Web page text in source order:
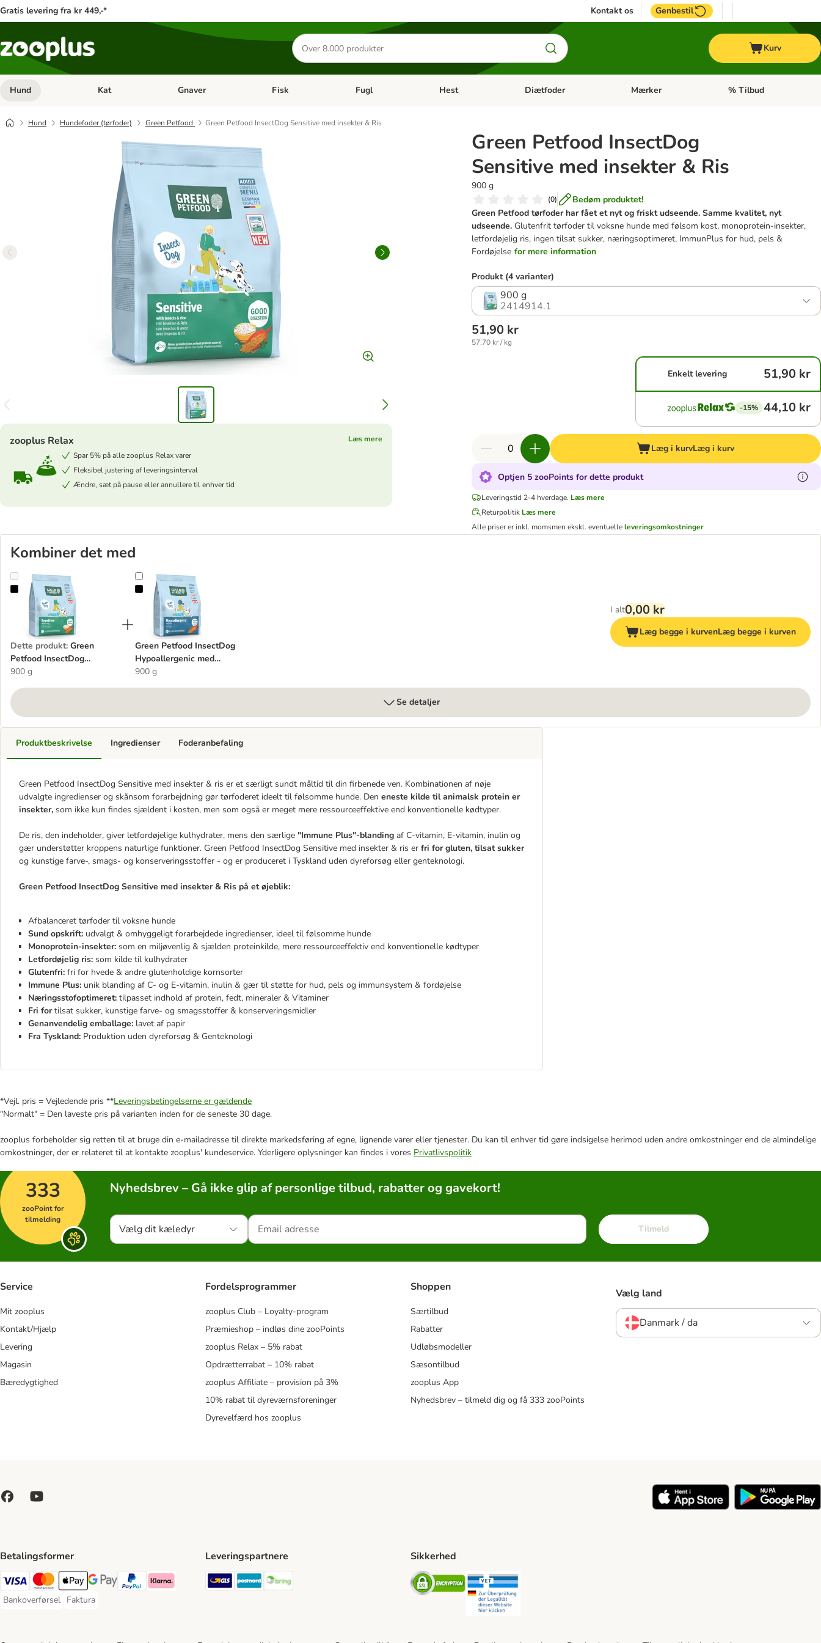
Gratis levering fra kr 449,-* Kontakt os Genbestil
Søg
efter
produkter
Kurv
Hund Åben kategori menu: Hund
Kat Åben kategori menu: Kat
Gnaver Åben kategori menu: Gnaver
Fisk Åben kategori menu: Fisk
Fugl Åben kategori menu: Fugl
Hest Åben kategori menu: Hest
Diætfoder Åben kategori menu: Diætfoder
Mærker Åben kategori menu:
% Tilbud
Hund Hundefoder (tørfoder) Green Petfood Green Petfood InsectDog Sensitive med insekter & Ris
Green Petfood InsectDog
Sensitive med insekter & Ris
900 g
(0)
Bedøm produktet!
Green Petfood tørfoder har fået et nyt og friskt udseende. Samme kvalitet, nyt
udseende. Glutenfrit tørfoder til voksne hunde med følsom kost, monoprotein-insekter,
letfordøjelig ris, ingen tilsat sukker, næringsoptimeret, ImmunPlus for hud, pels &
Fordøjelse for mere information
zooplus Relax
Læs mere
Spar 5% på alle zooplus Relax varer
Fleksibel justering af leveringsinterval
Ændre, sæt på pause eller annullere til enhver tid
Produkt (4 varianter)
900 g
2414914.1
51,90 kr
57,70 kr / kg
Enkelt levering 51,90 kr
-15% 44,10 kr
Læg i kurvLæg i kurv
Optjen 5 zooPoints for dette produkt
Leveringstid 2-4 hverdage. Læs mere
Returpolitik Læs mere
Alle priser er inkl. momsmen ekskl. eventuelleleveringsomkostninger
Kombiner det med
Green Petfood InsectDog Sensitive med insekter & Ris
Dette produkt: Green
Petfood InsectDog
Sensitive med insekter &
900 g
Green Petfood InsectDog Hypoallergenic med insekter
Green Petfood InsectDog
Hypoallergenic med
insekter
900 g
I alt0,00 kr
Læg begge i kurvenLæg begge i kurven
Se detaljer
Produktbeskrivelse
Green Petfood InsectDog Sensitive med insekter & ris er et særligt sundt måltid til din firbenede ven. Kombinationen af nøje
udvalgte ingredienser og skånsom forarbejdning gør tørfoderet ideelt til følsomme hunde. Den eneste kilde til animalsk protein er
insekter, som ikke kun findes sjældent i kosten, men som også er meget mere ressourceeffektive end konventionelle kødtyper.
De ris, den indeholder, giver letfordøjelige kulhydrater, mens den særlige "Immune Plus"-blanding af C-vitamin, E-vitamin, inulin og
gær understøtter kroppens naturlige funktioner. Green Petfood InsectDog Sensitive med insekter & ris er fri for gluten, tilsat sukker
og kunstige farve-, smags- og konserveringsstoffer - og er produceret i Tyskland uden dyreforsøg eller genteknologi.
Green Petfood InsectDog Sensitive med insekter & Ris på et øjeblik:
Afbalanceret tørfoder til voksne hunde
Sund opskrift: udvalgt & omhyggeligt forarbejdede ingredienser, ideel til følsomme hunde
Monoprotein-insekter: som en miljøvenlig & sjælden proteinkilde, mere ressourceeffektiv end konventionelle kødtyper
Letfordøjelig ris: som kilde til kulhydrater
Glutenfri: fri for hvede & andre glutenholdige kornsorter
Immune Plus: unik blanding af C- og E-vitamin, inulin & gær til støtte for hud, pels og immunsystem & fordøjelse
Næringsstofoptimeret: tilpasset indhold af protein, fedt, mineraler & Vitaminer
Fri fortilsat sukker, kunstige farve- og smagsstoffer & konserveringsmidler
Genanvendelig emballage: lavet af papir
Fra Tyskland: Produktion uden dyreforsøg & Genteknologi
Ingredienser Foderanbefaling
*Vejl. pris = Vejledende pris **Leveringsbetingelserne er gældende
"Normalt" = Den laveste pris på varianten inden for de seneste 30 dage.
zooplus forbeholder sig retten til at bruge din e-mailadresse til direkte markedsføring af egne, lignende varer eller tjenester. Du kan til enhver tid gøre indsigelse herimod uden andre omkostninger end de almindelige
omkostninger, der er relateret til at kontakte zooplus' kundeservice. Yderligere oplysninger kan findes i vores Privatlivspolitik
333
zooPoint for
tilmelding
Nyhedsbrev – Gå ikke glip af personlige tilbud, rabatter og gavekort!
Vælg dit kæledyr Tilmeld
Service
Mit zooplus
Kontakt/Hjælp
Levering
Magasin
Bæredygtighed
Fordelsprogrammer
zooplus Club – Loyalty-program
Præmieshop – indløs dine zooPoints
zooplus Relax – 5% rabat
Opdrætterrabat – 10% rabat
zooplus Affiliate – provision på 3%
10% rabat til dyreværnsforeninger
Dyrevelfærd hos zooplus
Shoppen
Særtilbud
Rabatter
Udløbsmodeller
Sæsontilbud
zooplus App
Nyhedsbrev – tilmeld dig og få 333 zooPoints
Vælg land
Danmark / da
Betalingsformer
VISA Payment Method
Mastercard Payment Method
Apply pay Payment Method
Google Pay Payment Method
paypal Payment Method
Klarna Payment Method
Bankoverførsel
Bankoverførsel Payment Method
Faktura
Faktura Payment Method
Leveringspartnere
GLS Shipping Method
Postnord Shipping Method
Sikkerhed
Security